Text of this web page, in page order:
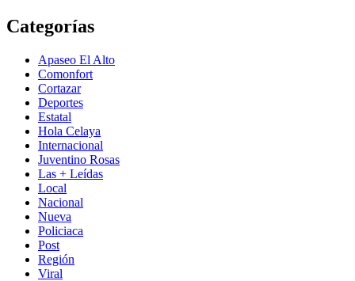
Saltar
al
Categorías
Apaseo El Alto
Comonfort
Cortazar
Deportes
Estatal
Hola Celaya
Internacional
Juventino Rosas
Las + Leídas
Local
Nacional
Nueva
Policiaca
Post
Región
Viral